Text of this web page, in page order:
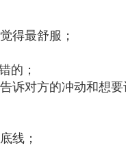
得最舒服；
的；
诉对方的冲动和想
线；